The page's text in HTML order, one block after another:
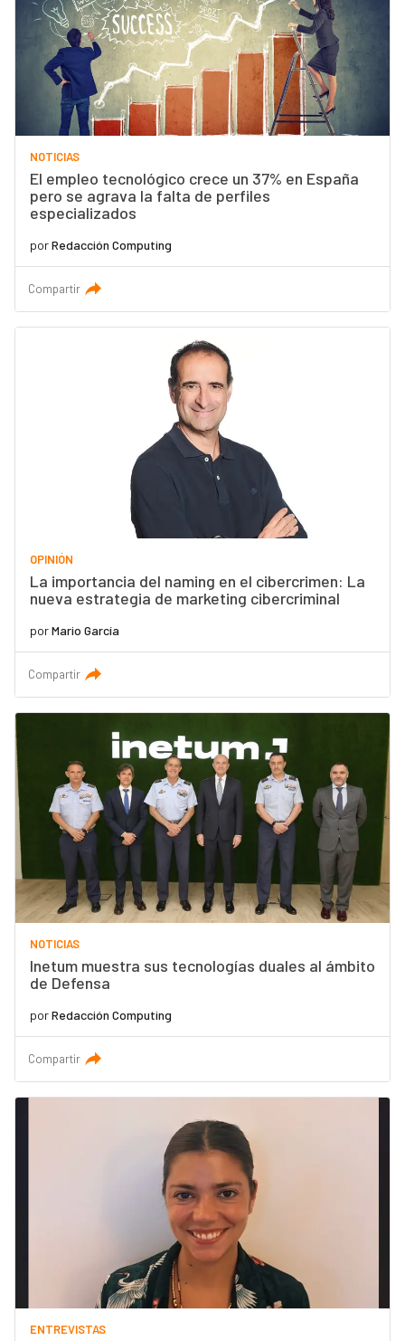
NOTICIAS
El empleo tecnológico crece un 37% en España
pero se agrava la falta de perfiles
especializados
porRedacción Computing
Compartir
OPINIÓN
La importancia del naming en el cibercrimen: La
nueva estrategia de marketing cibercriminal
porMario García
Compartir
NOTICIAS
Inetum muestra sus tecnologías duales al ámbito
de Defensa
porRedacción Computing
Compartir
ENTREVISTAS